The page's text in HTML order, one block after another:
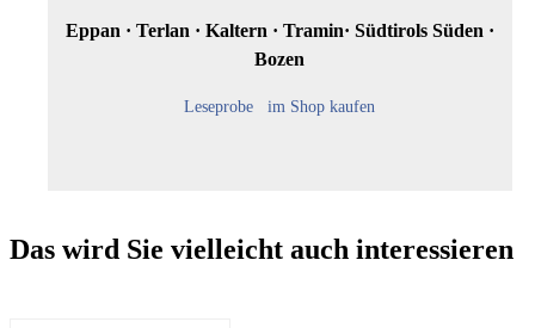
Eppan · Terlan · Kaltern · Tramin· Südtirols Süden ·
Bozen
Leseprobe im Shop kaufen
Das wird Sie vielleicht auch interessieren